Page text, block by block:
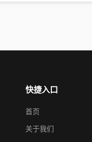
快捷入口
首页
关于我们